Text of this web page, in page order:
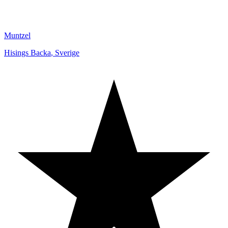
Muntzel
Hisings Backa, Sverige